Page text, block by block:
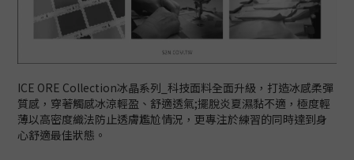
ICE ORE Collection冰晶系列_科技面料全面升級，打造冰感柔彈
質感，穿著觸感冰涼輕盈、舒適透氣;擺脫炎夏濕黏不適，極度輕
薄以高密度織法防止透膚尷尬情況，更專注於練習的同時達到身
心舒適最佳狀態。